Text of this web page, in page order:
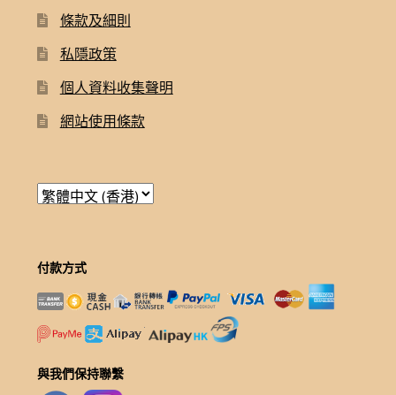
條款及細則
私隱政策
個人資料收集聲明
網站使用條款
付款方式
與我們保持聯繫